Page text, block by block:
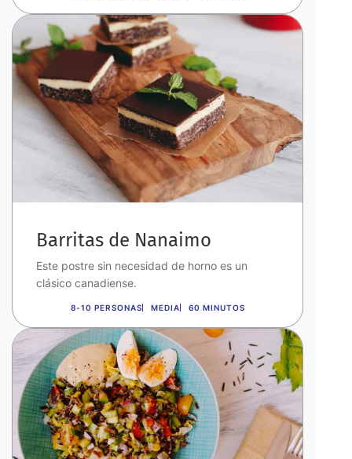
Imagen
Barritas de Nanaimo
Este postre sin necesidad de horno es un
clásico canadiense.
8-10 PERSONAS MEDIA 60 MINUTOS
Imagen